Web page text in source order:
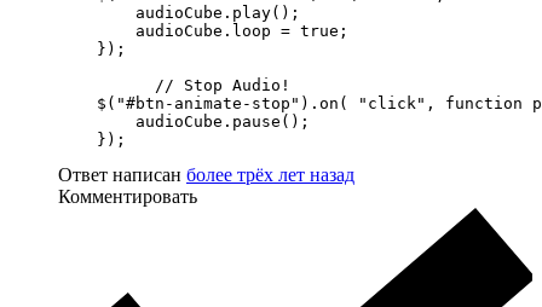
        audioCube.play();
        audioCube.loop = true;
    });
          // Stop Audio!
$("#btn-animate-stop").on( "click", function
        audioCube.pause();
    });
Ответ написан более трёх лет назад
Комментировать